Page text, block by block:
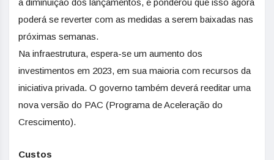
a diminuição dos lançamentos, e ponderou que isso agora
poderá se reverter com as medidas a serem baixadas nas
próximas semanas.
Na infraestrutura, espera-se um aumento dos
investimentos em 2023, em sua maioria com recursos da
iniciativa privada. O governo também deverá reeditar uma
nova versão do PAC (Programa de Aceleração do
Crescimento).
Custos